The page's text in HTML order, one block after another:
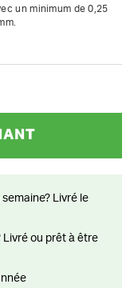
un minimum de 0,25